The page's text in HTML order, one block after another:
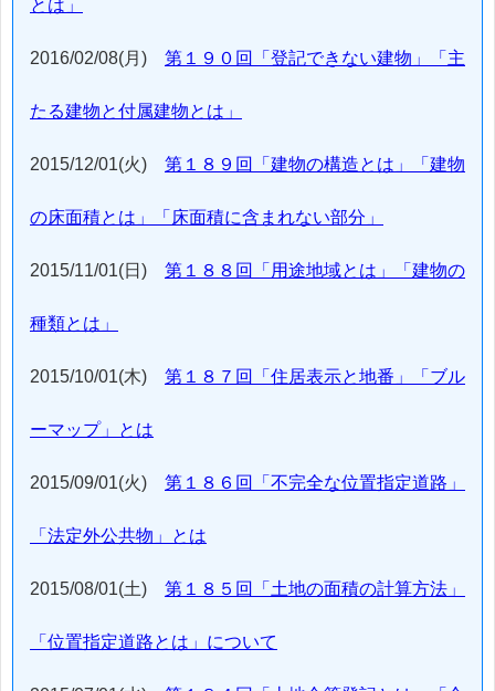
とは」
2016/02/08(月) 第１９０回「登記できない建物」「主
たる建物と付属建物とは」
2015/12/01(火) 第１８９回「建物の構造とは」「建物
の床面積とは」「床面積に含まれない部分」
2015/11/01(日) 第１８８回「用途地域とは」「建物の
種類とは」
2015/10/01(木) 第１８７回「住居表示と地番」「ブル
ーマップ」とは
2015/09/01(火) 第１８６回「不完全な位置指定道路」
「法定外公共物」とは
2015/08/01(土) 第１８５回「土地の面積の計算方法」
「位置指定道路とは」について